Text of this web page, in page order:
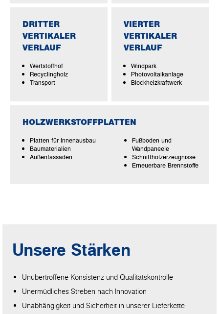
DRITTER
VERTIKALER
VERLAUF
Wertstoffhof
Recyclingholz
Transport
VIERTER
VERTIKALER
VERLAUF
Windpark
Photovoltaikanlage
Blockheizkraftwerk
HOLZWERKSTOFFPLATTEN
Platten für Innenausbau
Baumaterialien
Außenfassaden
Fußboden und
Wandpaneele
Schnittholzerzeugnisse
Erneuerbare Brennstoffe
Unsere Stärken
Unübertroffene Konsistenz und Qualitätskontrolle
Unermüdliches Streben nach Innovation
Unabhängigkeit und Sicherheit in unserer Lieferkette